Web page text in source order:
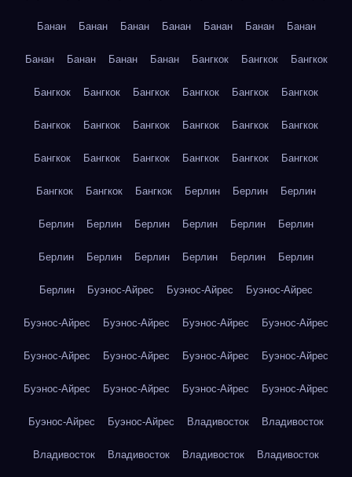
Банан Банан Банан Банан Банан Банан Банан
Банан Банан Банан Банан Бангкок Бангкок Бангкок
Бангкок Бангкок Бангкок Бангкок Бангкок Бангкок
Бангкок Бангкок Бангкок Бангкок Бангкок Бангкок
Бангкок Бангкок Бангкок Бангкок Бангкок Бангкок
Бангкок Бангкок Бангкок Берлин Берлин Берлин
Берлин Берлин Берлин Берлин Берлин Берлин
Берлин Берлин Берлин Берлин Берлин Берлин
Берлин Буэнос-Айрес Буэнос-Айрес Буэнос-Айрес
Буэнос-Айрес Буэнос-Айрес Буэнос-Айрес Буэнос-Айрес
Буэнос-Айрес Буэнос-Айрес Буэнос-Айрес Буэнос-Айрес
Буэнос-Айрес Буэнос-Айрес Буэнос-Айрес Буэнос-Айрес
Буэнос-Айрес Буэнос-Айрес Владивосток Владивосток
Владивосток Владивосток Владивосток Владивосток